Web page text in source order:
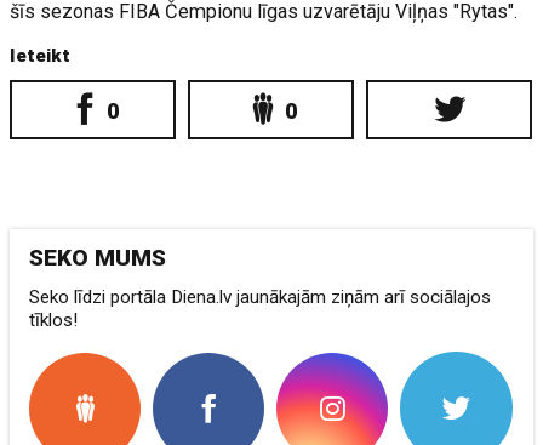
šīs sezonas FIBA Čempionu līgas uzvarētāju Viļņas "Rytas".
Ieteikt
0 0
SEKO MUMS
Seko līdzi portāla Diena.lv jaunākajām ziņām arī sociālajos
tīklos!